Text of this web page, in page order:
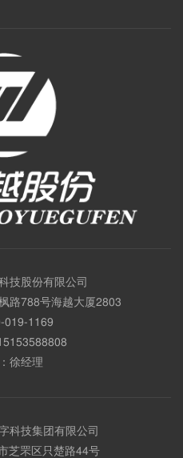
技股份有限公司
路788号海越大厦2803
019-1169
徐经理
科技集团有限公司
芝罘区只楚路44号